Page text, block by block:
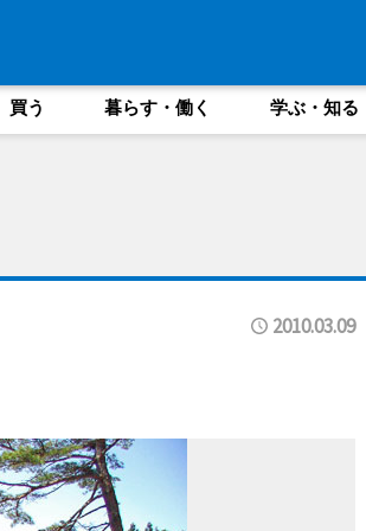
買う 暮らす・働く 学ぶ・知る
2010.03.09